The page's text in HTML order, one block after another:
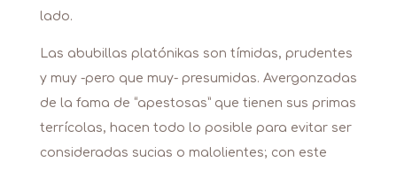
lado.
Las abubillas platónikas son tímidas, prudentes
y muy -pero que muy- presumidas. Avergonzadas
de la fama de “apestosas” que tienen sus primas
terrícolas, hacen todo lo posible para evitar ser
consideradas sucias o malolientes; con este